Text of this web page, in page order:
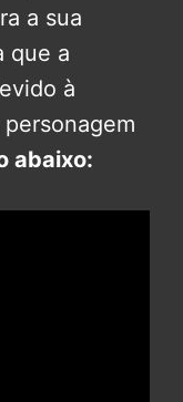
a sua
que a
à
abaixo: